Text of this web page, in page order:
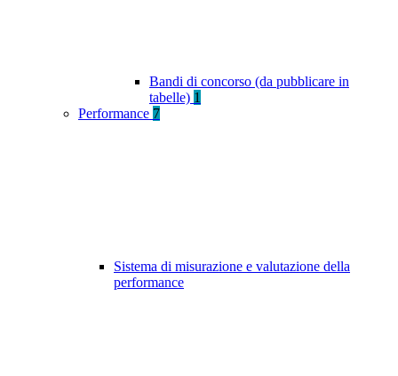
Bandi di concorso (da pubblicare in
tabelle) 1
Performance 7
Sistema di misurazione e valutazione della
performance